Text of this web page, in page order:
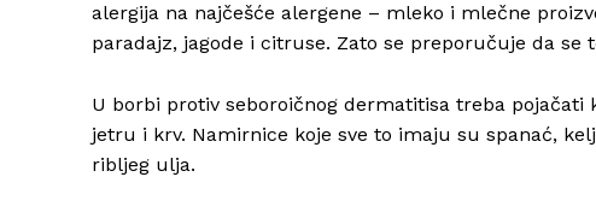
alergija na najčešće alergene – mleko i mlečne
paradajz, jagode i citruse. Zato se preporučuje da
U borbi protiv seboroičnog dermatitisa treba
jetru i krv. Namirnice koje sve to imaju su spanać,
ribljeg ulja.